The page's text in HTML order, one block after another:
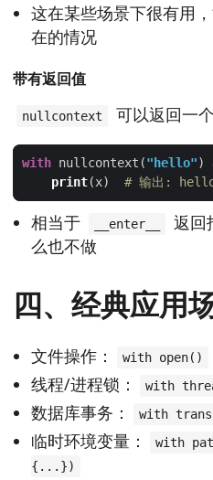
这在某些场景下很有用
在的情况
带有返回值
nullcontext 可以返回一
with nullcontext("hello")
print(x) # 输出:
相当于 __enter__ 返回
么也不做
四、经典应用
文件操作： with open()
线程/进程锁： with
数据库事务： with
临时环境变量：
with
{...})